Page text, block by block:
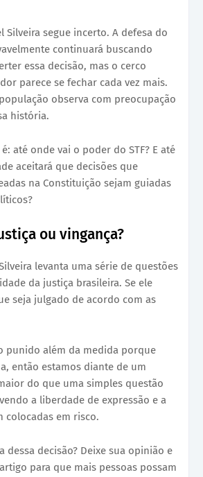
Silveira segue incerto. A defesa do
continuará buscando
essa decisão, mas o cerco
parece se fechar cada vez mais.
observa com preocupação
história.
até onde vai o poder do STF? E até
aceitará que decisões que
na Constituição sejam guiadas
ou vingança?
levanta uma série de questões
da justiça brasileira. Se ele
seja julgado de acordo com as
punido além da medida porque
então estamos diante de um
do que uma simples questão
a liberdade de expressão e a
colocadas em risco.
dessa decisão? Deixe sua opinião e
para que mais pessoas possam